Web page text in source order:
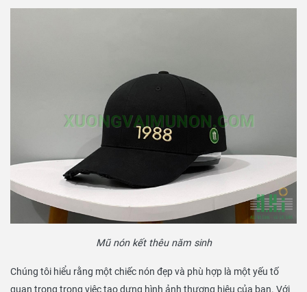
Mũ nón kết thêu năm sinh
Chúng tôi hiểu rằng một chiếc nón đẹp và phù hợp là một yếu tố